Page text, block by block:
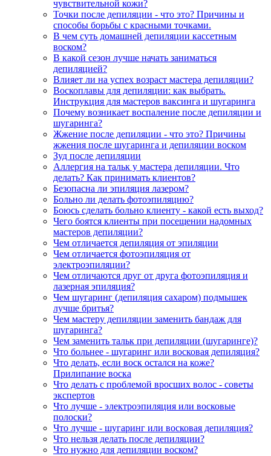
чувствительной кожи?
Точки после депиляции - что это? Причины и
способы борьбы с красными точками.
В чем суть домашней депиляции кассетным
воском?
В какой сезон лучше начать заниматься
депиляцией?
Влияет ли на успех возраст мастера депиляции?
Воскоплавы для депиляции: как выбрать.
Инструкция для мастеров ваксинга и шугаринга
Почему возникает воспаление после депиляции и
шугаринга?
Жжение после депиляции - что это? Причины
жжения после шугаринга и депиляции воском
Зуд после депиляции
Аллергия на тальк у мастера депиляции. Что
делать? Как принимать клиентов?
Безопасна ли эпиляция лазером?
Больно ли делать фотоэпиляцию?
Боюсь сделать больно клиенту - какой есть выход?
Чего боятся клиенты при посещении надомных
мастеров депиляции?
Чем отличается депиляция от эпиляции
Чем отличается фотоэпиляция от
электроэпиляции?
Чем отличаются друг от друга фотоэпиляция и
лазерная эпиляция?
Чем шугаринг (депиляция сахаром) подмышек
лучше бритья?
Чем мастеру депиляции заменить бандаж для
шугаринга?
Чем заменить тальк при депиляции (шугаринге)?
Что больнее - шугаринг или восковая депиляция?
Что делать, если воск остался на коже?
Прилипание воска
Что делать с проблемой вросших волос - советы
экспертов
Что лучше - электроэпиляция или восковые
полоски?
Что лучше - шугаринг или восковая депиляция?
Что нельзя делать после депиляции?
Что нужно для депиляции воском?